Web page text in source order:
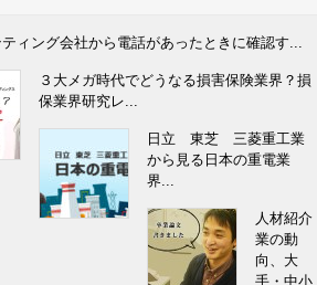
ィング会社から電話があったときに確認す...
３大メガ時代でどうなる損害保険業界？損
保業界研究レ...
日立 東芝 三菱重工業
から見る日本の重電業
界...
人材紹介
業の動
向、大
手・中小